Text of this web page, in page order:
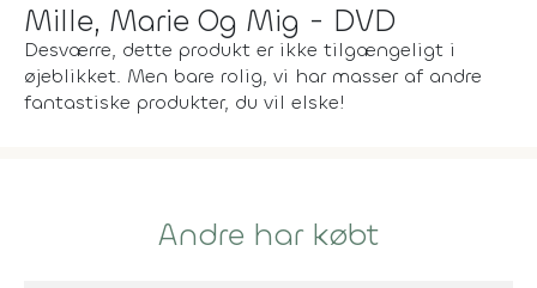
Mille, Marie Og Mig - DVD
Desværre, dette produkt er ikke tilgængeligt i
øjeblikket. Men bare rolig, vi har masser af andre
fantastiske produkter, du vil elske!
Andre har købt